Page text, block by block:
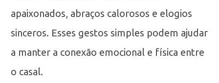
apaixonados, abraços calorosos e elogios
sinceros. Esses gestos simples podem ajudar
a manter a conexão emocional e física entre
o casal.